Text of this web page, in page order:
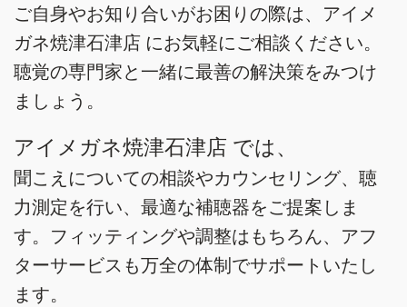
ご自身やお知り合いがお困りの際は、アイメ
ガネ焼津石津店 にお気軽にご相談ください。
聴覚の専門家と一緒に最善の解決策をみつけ
ましょう。
アイメガネ焼津石津店 では、
聞こえについての相談やカウンセリング、聴
力測定を行い、最適な補聴器をご提案しま
す。フィッティングや調整はもちろん、アフ
ターサービスも万全の体制でサポートいたし
ます。